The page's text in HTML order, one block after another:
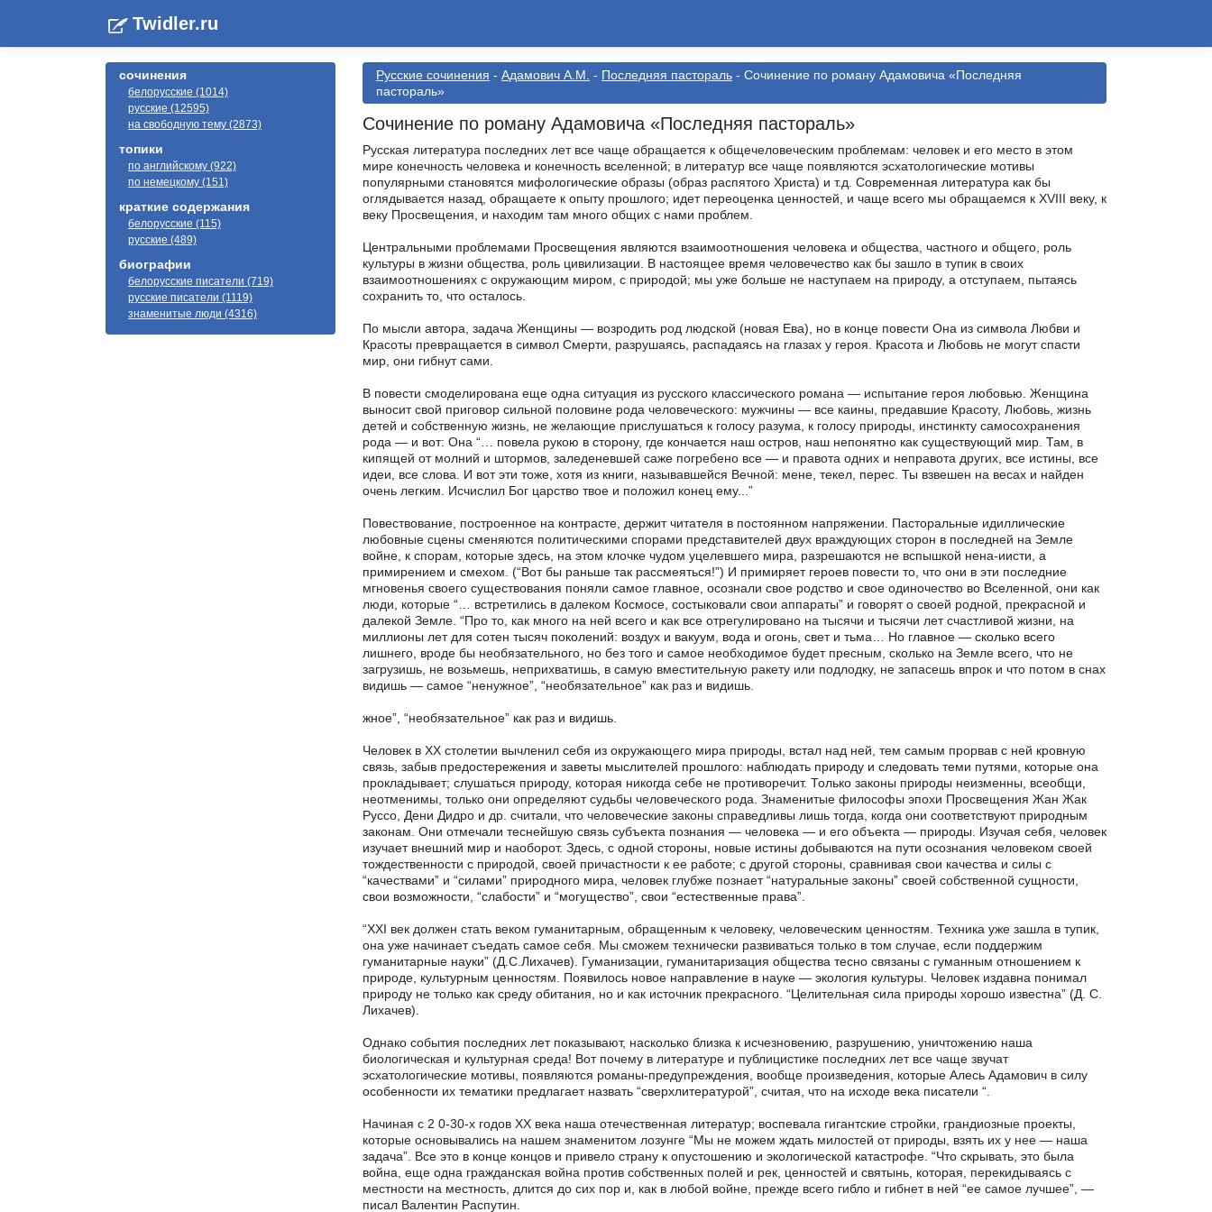
Twidler.ru
сочинения
белорусские (1014)
русские (12595)
на свободную тему (2873)
топики
по английскому (922)
по немецкому (151)
краткие содержания
белорусские (115)
русские (489)
биографии
белорусские писатели (719)
русские писатели (1119)
знаменитые люди (4316)
Русские сочинения - Адамович А.М. - Последняя пастораль - Сочинение по роману Адамовича «Последняя
пастораль»
Сочинение по роману Адамовича «Последняя пастораль»
Русская литература последних лет все чаще обращается к общечеловеческим проблемам: человек и его место в этом
мире конечность человека и конечность вселенной; в литератур все чаще появляются эсхатологические мотивы
популярными становятся мифологические образы (образ распятого Христа) и т.д. Современная литература как бы
оглядывается назад, обращаете к опыту прошлого; идет переоценка ценностей, и чаще всего мы обращаемся к XVIII веку, к
веку Просвещения, и находим там много общих с нами проблем.
Центральными проблемами Просвещения являются взаимоотношения человека и общества, частного и общего, роль
культуры в жизни общества, роль цивилизации. В настоящее время человечество как бы зашло в тупик в своих
взаимоотношениях с окружающим миром, с природой; мы уже больше не наступаем на природу, а отступаем, пытаясь
сохранить то, что осталось.
По мысли автора, задача Женщины — возродить род людской (новая Ева), но в конце повести Она из символа Любви и
Красоты превращается в символ Смерти, разрушаясь, распадаясь на глазах у героя. Красота и Любовь не могут спасти
мир, они гибнут сами.
В повести смоделирована еще одна ситуация из русского классического романа — испытание героя любовью. Женщина
выносит свой приговор сильной половине рода человеческого: мужчины — все каины, предавшие Красоту, Любовь, жизнь
детей и собственную жизнь, не желающие прислушаться к голосу разума, к голосу природы, инстинкту самосохранения
рода — и вот: Она “… повела рукою в сторону, где кончается наш остров, наш непонятно как существующий мир. Там, в
кипящей от молний и штормов, заледеневшей саже погребено все — и правота одних и неправота других, все истины, все
идеи, все слова. И вот эти тоже, хотя из книги, называвшейся Вечной: мене, текел, перес. Ты взвешен на весах и найден
очень легким. Исчислил Бог царство твое и положил конец ему...”
Повествование, построенное на контрасте, держит читателя в постоянном напряжении. Пасторальные идиллические
любовные сцены сменяются политическими спорами представителей двух враждующих сторон в последней на Земле
войне, к спорам, которые здесь, на этом клочке чудом уцелевшего мира, разрешаются не вспышкой нена-иисти, а
примирением и смехом. (“Вот бы раньше так рассмеяться!”) И примиряет героев повести то, что они в эти последние
мгновенья своего существования поняли самое главное, осознали свое родство и свое одиночество во Вселенной, они как
люди, которые “… встретились в далеком Космосе, состыковали свои аппараты” и говорят о своей родной, прекрасной и
далекой Земле. “Про то, как много на ней всего и как все отрегулировано на тысячи и тысячи лет счастливой жизни, на
миллионы лет для сотен тысяч поколений: воздух и вакуум, вода и огонь, свет и тьма… Но главное — сколько всего
лишнего, вроде бы необязательного, но без того и самое необходимое будет пресным, сколько на Земле всего, что не
загрузишь, не возьмешь, неприхватишь, в самую вместительную ракету или подлодку, не запасешь впрок и что потом в снах
видишь — самое “ненужное”, “необязательное” как раз и видишь.
жное”, “необязательное” как раз и видишь.
Человек в XX столетии вычленил себя из окружающего мира природы, встал над ней, тем самым прорвав с ней кровную
связь, забыв предостережения и заветы мыслителей прошлого: наблюдать природу и следовать теми путями, которые она
прокладывает; слушаться природу, которая никогда себе не противоречит. Только законы природы неизменны, всеобщи,
неотменимы, только они определяют судьбы человеческого рода. Знаменитые философы эпохи Просвещения Жан Жак
Руссо, Дени Дидро и др. считали, что человеческие законы справедливы лишь тогда, когда они соответствуют природным
законам. Они отмечали теснейшую связь субъекта познания — человека — и его объекта — природы. Изучая себя, человек
изучает внешний мир и наоборот. Здесь, с одной стороны, новые истины добываются на пути осознания человеком своей
тождественности с природой, своей причастности к ее работе; с другой стороны, сравнивая свои качества и силы с
“качествами” и “силами” природного мира, человек глубже познает “натуральные законы” своей собственной сущности,
свои возможности, “слабости” и “могущество”, свои “естественные права”.
“XXI век должен стать веком гуманитарным, обращенным к человеку, человеческим ценностям. Техника уже зашла в тупик,
она уже начинает съедать самое себя. Мы сможем технически развиваться только в том случае, если поддержим
гуманитарные науки” (Д.С.Лихачев). Гуманизации, гуманитаризация общества тесно связаны с гуманным отношением к
природе, культурным ценностям. Появилось новое направление в науке — экология культуры. Человек издавна понимал
природу не только как среду обитания, но и как источник прекрасного. “Целительная сила природы хорошо известна” (Д. С.
Лихачев).
Однако события последних лет показывают, насколько близка к исчезновению, разрушению, уничтожению наша
биологическая и культурная среда! Вот почему в литературе и публицистике последних лет все чаще звучат
эсхатологические мотивы, появляются романы-предупреждения, вообще произведения, которые Алесь Адамович в силу
особенности их тематики предлагает назвать “сверхлитературой”, считая, что на исходе века писатели “.
Начиная с 2 0-30-х годов XX века наша отечественная литератур; воспевала гигантские стройки, грандиозные проекты,
которые основывались на нашем знаменитом лозунге “Мы не можем ждать милостей от природы, взять их у нее — наша
задача”. Все это в конце концов и привело страну к опустошению и экологической катастрофе. “Что скрывать, это была
война, еще одна гражданская война против собственных полей и рек, ценностей и святынь, которая, перекидываясь с
местности на местность, длится до сих пор и, как в любой войне, прежде всего гибло и гибнет в ней “ее самое лучшее”, —
писал Валентин Распутин.